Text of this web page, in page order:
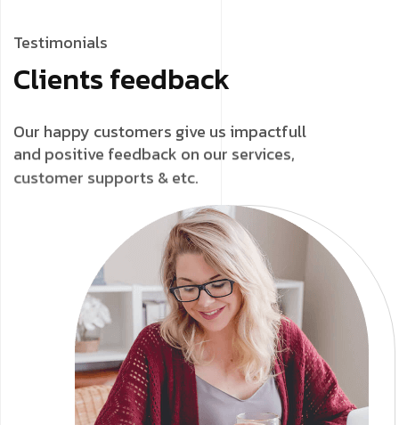
Testimonials
Clients feedback
Our happy customers give us impactfull
and positive feedback on our services,
customer supports & etc.